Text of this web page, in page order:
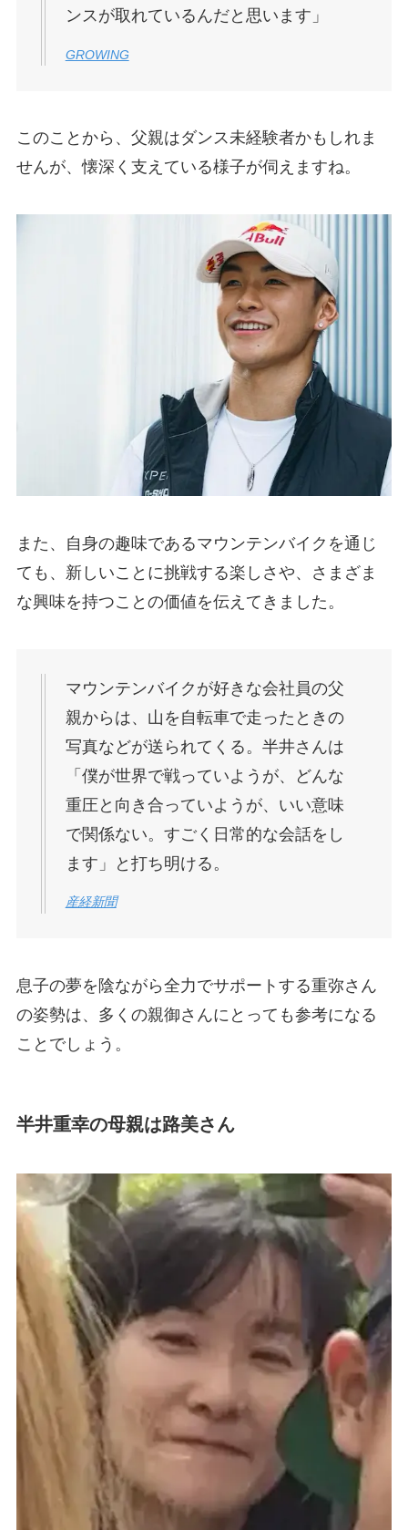
ンスが取れているんだと思います」
GROWING
このことから、父親はダンス未経験者かもしれま
せんが、懐深く支えている様子が伺えますね。
また、自身の趣味であるマウンテンバイクを通じ
ても、新しいことに挑戦する楽しさや、さまざま
な興味を持つことの価値を伝えてきました。
マウンテンバイクが好きな会社員の父
親からは、山を自転車で走ったときの
写真などが送られてくる。半井さんは
「僕が世界で戦っていようが、どんな
重圧と向き合っていようが、いい意味
で関係ない。すごく日常的な会話をし
ます」と打ち明ける。
産経新聞
息子の夢を陰ながら全力でサポートする重弥さん
の姿勢は、多くの親御さんにとっても参考になる
ことでしょう。
半井重幸の母親は路美さん